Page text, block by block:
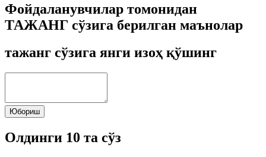
Фойдаланувчилар томонидан
ТАЖАНГ сўзига берилган маънолар
тажанг сўзига янги изоҳ қўшинг
Юбориш
Олдинги 10 та сўз